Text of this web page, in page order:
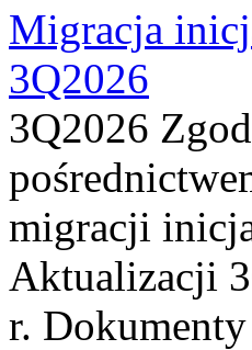
Migracja
3Q2026
3Q2026
migracji
Aktualizacji
r.